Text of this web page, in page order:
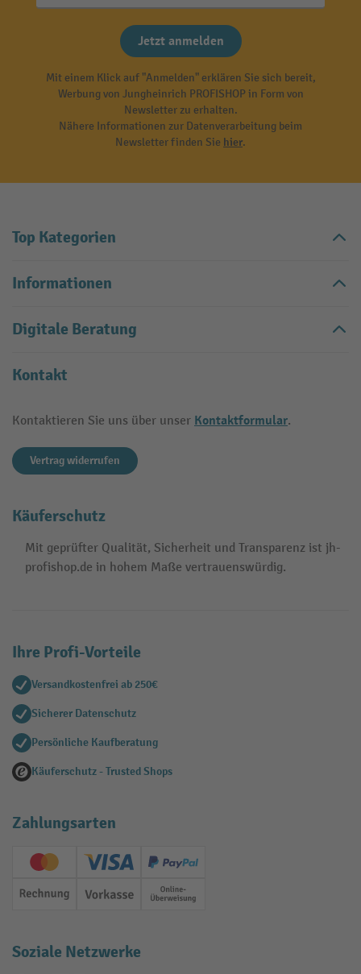
Jetzt anmelden
Mit einem Klick auf "Anmelden" erklären Sie sich bereit,
Werbung von Jungheinrich PROFISHOP in Form von
Newsletter zu erhalten.
Nähere Informationen zur Datenverarbeitung beim
Newsletter finden Sie hier.
Top Kategorien
Informationen
Digitale Beratung
Kontakt
Kontaktieren Sie uns über unser Kontaktformular.
Vertrag widerrufen
Käuferschutz
Mit geprüfter Qualität, Sicherheit und Transparenz ist jh-
profishop.de in hohem Maße vertrauenswürdig.
Ihre Profi-Vorteile
Versandkostenfrei ab 250€
Sicherer Datenschutz
Persönliche Kaufberatung
Käuferschutz - Trusted Shops
Zahlungsarten
Creditcard (Master)Creditcard (Visa)
PayPal
Rechnung Vorkasse Online-Überweisung
Soziale Netzwerke